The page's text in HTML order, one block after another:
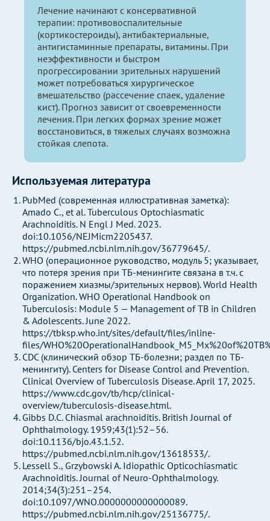
Лечение начинают с консервативной
терапии: противовоспалительные
(кортикостероиды), антибактериальные,
антигистаминные препараты, витамины. При
неэффективности и быстром
прогрессировании зрительных нарушений
может потребоваться хирургическое
вмешательство (рассечение спаек, удаление
кист). Прогноз зависит от своевременности
лечения. При легких формах зрение может
восстановиться, в тяжелых случаях возможна
стойкая слепота.
Используемая литература
PubMed (современная иллюстративная заметка):
Amado C., et al. Tuberculous Optochiasmatic
Arachnoiditis. N Engl J Med. 2023.
doi:10.1056/NEJMicm2205437.
https://pubmed.ncbi.nlm.nih.gov/36779645/.
WHO (операционное руководство, модуль 5; указывает,
что потеря зрения при ТБ-менингите связана в т.ч. с
поражением хиазмы/зрительных нервов). World Health
Organization. WHO Operational Handbook on
Tuberculosis: Module 5 — Management of TB in Children
& Adolescents. June 2022.
https://tbksp.who.int/sites/default/files/inline-
files/
CDC (клинический обзор ТБ-болезни; раздел по ТБ-
менингиту). Centers for Disease Control and Prevention.
Clinical Overview of Tuberculosis Disease. April 17, 2025.
https://www.cdc.gov/tb/hcp/clinical-
overview/tuberculosis-disease.html.
Gibbs D.C. Chiasmal arachnoiditis. British Journal of
Ophthalmology. 1959;43(1):52–56.
doi:10.1136/bjo.43.1.52.
https://pubmed.ncbi.nlm.nih.gov/13618533/.
Lessell S., Grzybowski A. Idiopathic Opticochiasmatic
Arachnoiditis. Journal of Neuro-Ophthalmology.
2014;34(3):251–254.
doi:10.1097/WNO.0000000000000089.
https://pubmed.ncbi.nlm.nih.gov/25136775/.